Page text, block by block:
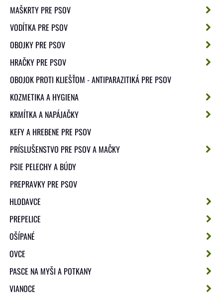
MAŠKRTY PRE PSOV
VODÍTKA PRE PSOV
OBOJKY PRE PSOV
HRAČKY PRE PSOV
OBOJOK PROTI KLIEŠŤOM - ANTIPARAZITIKÁ PRE PSOV
KOZMETIKA A HYGIENA
KRMÍTKA A NAPÁJAČKY
KEFY A HREBENE PRE PSOV
PRÍSLUŠENSTVO PRE PSOV A MAČKY
PSIE PELECHY A BÚDY
PREPRAVKY PRE PSOV
HLODAVCE
PREPELICE
OŠÍPANÉ
OVCE
PASCE NA MYŠI A POTKANY
VIANOCE